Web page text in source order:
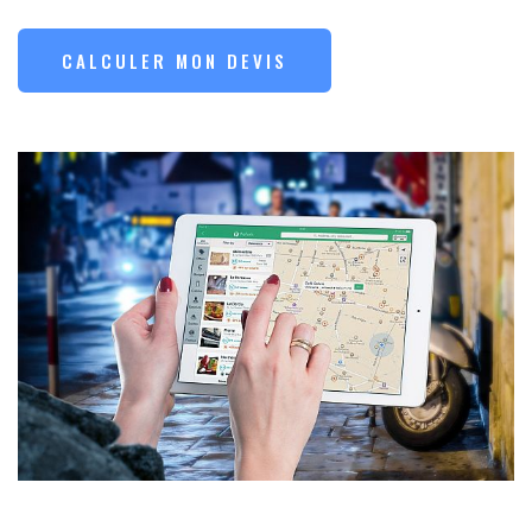
CALCULER MON DEVIS